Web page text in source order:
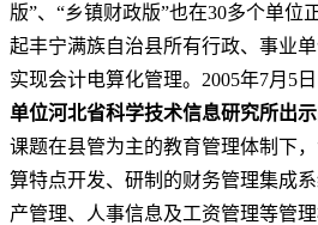
版”、“乡镇财政版”也在30多个单位
起丰宁满族自治县所有行政、事业
实现会计电算化管理。2005年7月5
单位河北省科学技术信息研究所出
课题在县管为主的教育管理体制下
算特点开发、研制的财务管理集成
产管理、人事信息及工资管理等管